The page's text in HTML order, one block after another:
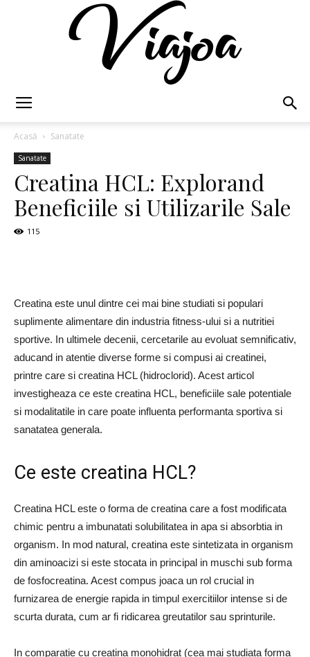
Acasă Sanatate
Sanatate
Creatina HCL: Explorand
Beneficiile si Utilizarile Sale
115
Creatina este unul dintre cei mai bine studiati si populari
suplimente alimentare din industria fitness-ului si a nutritiei
sportive. In ultimele decenii, cercetarile au evoluat semnificativ,
aducand in atentie diverse forme si compusi ai creatinei,
printre care si creatina HCL (hidroclorid). Acest articol
investigheaza ce este creatina HCL, beneficiile sale potentiale
si modalitatile in care poate influenta performanta sportiva si
sanatatea generala.
Ce este creatina HCL?
Creatina HCL este o forma de creatina care a fost modificata
chimic pentru a imbunatati solubilitatea in apa si absorbtia in
organism. In mod natural, creatina este sintetizata in organism
din aminoacizi si este stocata in principal in muschi sub forma
de fosfocreatina. Acest compus joaca un rol crucial in
furnizarea de energie rapida in timpul exercitiilor intense si de
scurta durata, cum ar fi ridicarea greutatilor sau sprinturile.
In comparatie cu creatina monohidrat (cea mai studiata forma